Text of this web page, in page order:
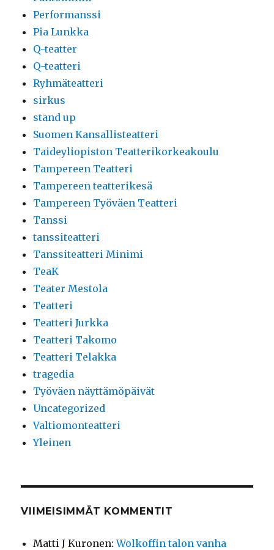
Performanssi
Pia Lunkka
Q-teatter
Q-teatteri
Ryhmäteatteri
sirkus
stand up
Suomen Kansallisteatteri
Taideyliopiston Teatterikorkeakoulu
Tampereen Teatteri
Tampereen teatterikesä
Tampereen Työväen Teatteri
Tanssi
tanssiteatteri
Tanssiteatteri Minimi
TeaK
Teater Mestola
Teatteri
Teatteri Jurkka
Teatteri Takomo
Teatteri Telakka
tragedia
Työväen näyttämöpäivät
Uncategorized
Valtiomonteatteri
Yleinen
VIIMEISIMMÄT KOMMENTIT
Matti J Kuronen:Wolkoffin talon vanha